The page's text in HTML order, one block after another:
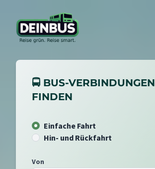
🚍 BUS-VERBINDUNGEN
FINDEN
Einfache Fahrt
Hin- und Rückfahrt
Von